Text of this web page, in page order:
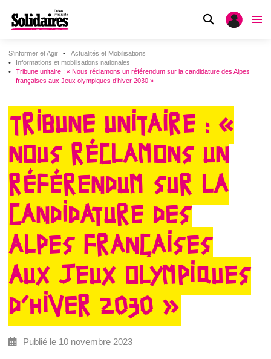
S'informer et Agir
Actualités et Mobilisations
Informations et mobilisations nationales
Tribune unitaire : « Nous réclamons un référendum sur la candidature des Alpes
françaises aux Jeux olympiques d’hiver 2030 »
TRIBUNE UNITAIRE : «
NOUS RÉCLAMONS UN
RÉFÉRENDUM SUR LA
CANDIDATURE DES
ALPES FRANÇAISES
AUX JEUX OLYMPIQUES
D’HIVER 2030 »
Publié le 10 novembre 2023